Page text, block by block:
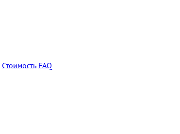
Стоимость FAQ